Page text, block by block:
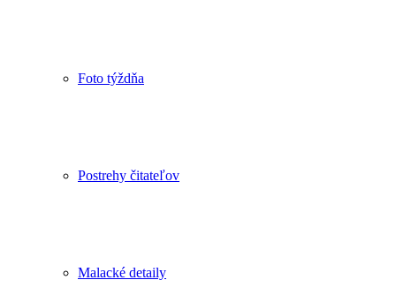
Foto týždňa
Postrehy čitateľov
Malacké detaily